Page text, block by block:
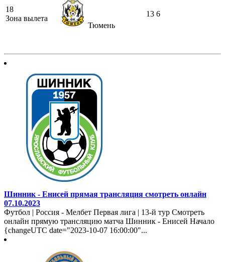
18
Зона вылета
Тюмень
13 6
Шинник - Енисей прямая трансляция смотреть онлайн
07.10.2023
Футбол | Россия - Мелбет Первая лига | 13-й тур Смотреть
онлайн прямую трансляцию матча Шинник - Енисей Начало
{changeUTC date="2023-10-07 16:00:00"...